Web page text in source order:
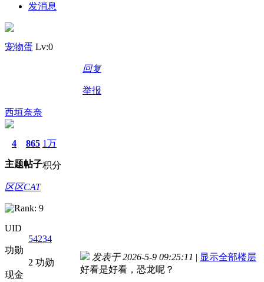
发消息
宠物蛋 Lv:0
回复
举报
西垣奈奈
4
主题
865
帖子
1万
积分
区区CAT
UID
54234
功勋
2 功勋
现金
发表于 2026-5-9 09:25:11 | 显示全部楼层
好看是好看，恐龙呢？